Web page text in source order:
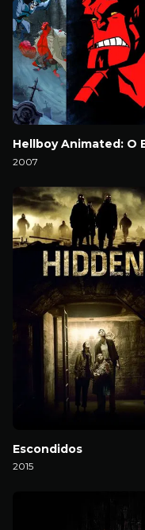
2007
Escondidos
2015